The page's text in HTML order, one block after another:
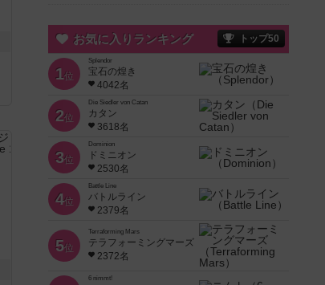
お気に入りランキング トップ50
1位
Splendor
宝石の煌き
4042名
2位
Die Siedler von Catan
カタン
3618名
3位
Dominion
ドミニオン
2530名
4位
Battle Line
バトルライン
2379名
5位
Terraforming Mars
テラフォーミングマーズ
2372名
6 nimmt!